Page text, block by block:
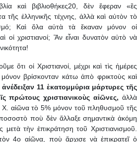
καὶ βιβλιοθήκες20, δὲν ἔφεραν «ἒς
τῆς ἑλληνικῆς τέχνης, ἀλλὰ καὶ αὐτὸν τὸ
Καὶ ὅλα αὐτὰ τὰ ἔκαναν μόνον οἱ
οἱ χριστιανοί; Ἂν εἶναι δυνατὸν αὐτὸ νὰ
ὅτι οἱ Χριστιανοί, μέχρι καὶ τὶς ἡμέρες
βρίσκονταν κάτω ἀπὸ φρικτοὺς καὶ
ἀνέδειξαν 11 ἑκατομμύρια μάρτυρες τῆς
πρώτους χριστιανικοὺς αἰῶνες, ἀλλὰ
Χ. αἰῶνα τὸ 5% μόνον τοῦ πληθυσμοῦ τῆς
ποὺ δὲν ἄλλαξε σημαντικὰ ἀκόμη
τὴν ἐπικράτηση τοῦ Χριστιανισμοῦ.
4ο αἰῶνα, ποὺ ἄρχισε νὰ ἐπικρατεῖ ὁ